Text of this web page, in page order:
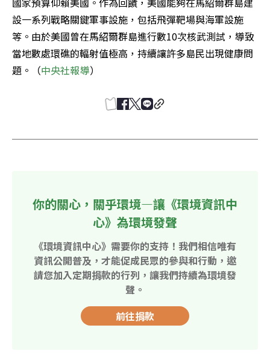
設一系列戰略關鍵軍事設施，包括飛彈靶場與海軍設施
等。由於美國曾在馬紹爾群島進行數10次核武測試，導致
當地數處環礁的輻射值極高，持續讓許多島民出現健康問
題。（中央社報導）
你的關心，關乎環境—讓《環境資訊中
心》為環境發聲
《環境資訊中心》需要你的支持！我們相信唯有
資訊公開普及，才能促成民眾的參與和行動，邀
請您加入定期捐款的行列，讓我們持續為環境發
聲。
前往捐款